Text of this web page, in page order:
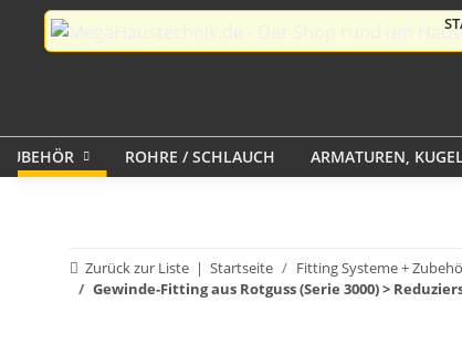
Druckluftkupplungen aus
Pneumatik Steck-
ROHRE / SCHLAUCH ARMATUREN,
Kugelhähne
Eckventile
Schlauchschellen
FERNSEHEN
RECEIVER KABEL UND
HEIZKÖRPER UND
Zurück zur Liste Startseite Fitting Systeme +
Gewinde-Fitting aus Rotguss (Serie 3000) >